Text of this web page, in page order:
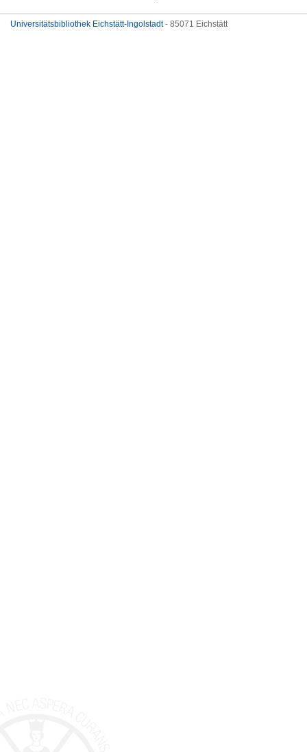
Universitätsbibliothek Eichstätt-Ingolstadt- 85071 Eichstätt